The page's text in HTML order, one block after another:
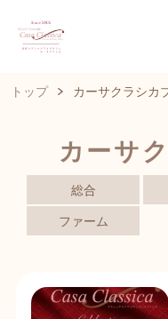
トップ カーサクラシカ
カーサ
総合
ファーム